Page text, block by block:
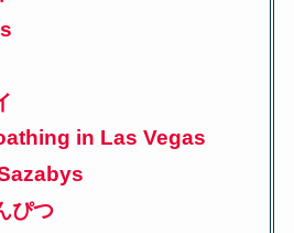
in Las Vegas
ぴつ